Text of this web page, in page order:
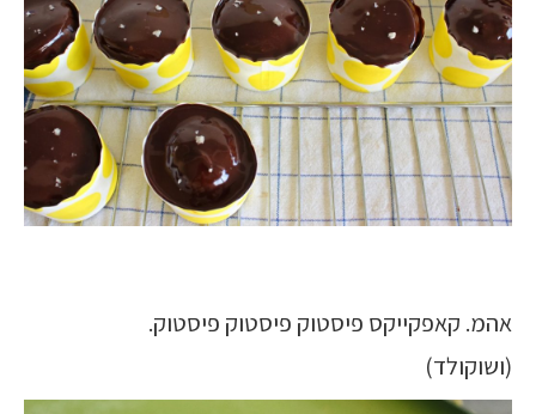
אהמ. קאפקייקס פיסטוק פיסטוק פיסטוק.
(ושוקולד)